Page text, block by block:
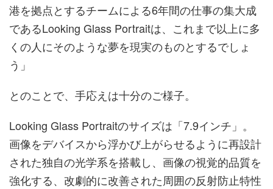
港を拠点とするチームによる6年間の仕事の集大成
であるLooking Glass Portraitは、これまで以上に多
くの人にそのような夢を現実のものとするでしょ
う」
とのことで、手応えは十分のご様子。
Looking Glass Portraitのサイズは「7.9インチ」。
画像をデバイスから浮かび上がらせるように再設計
された独自の光学系を搭載し、画像の視覚的品質を
強化する、改劇的に改善された周囲の反射防止特性